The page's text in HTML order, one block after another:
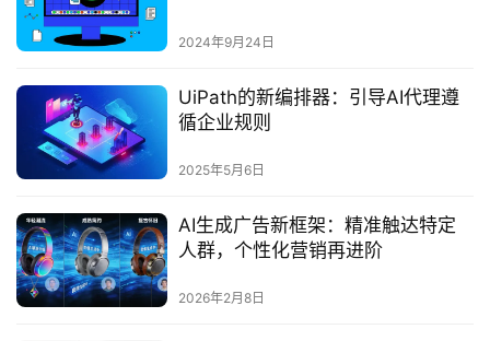
2024年9月24日
UiPath的新编排器：引导AI代理遵
循企业规则
2025年5月6日
AI生成广告新框架：精准触达特定
人群，个性化营销再进阶
2026年2月8日